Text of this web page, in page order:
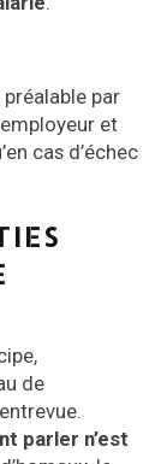
par
et
cas d’échec
de
parler n’est